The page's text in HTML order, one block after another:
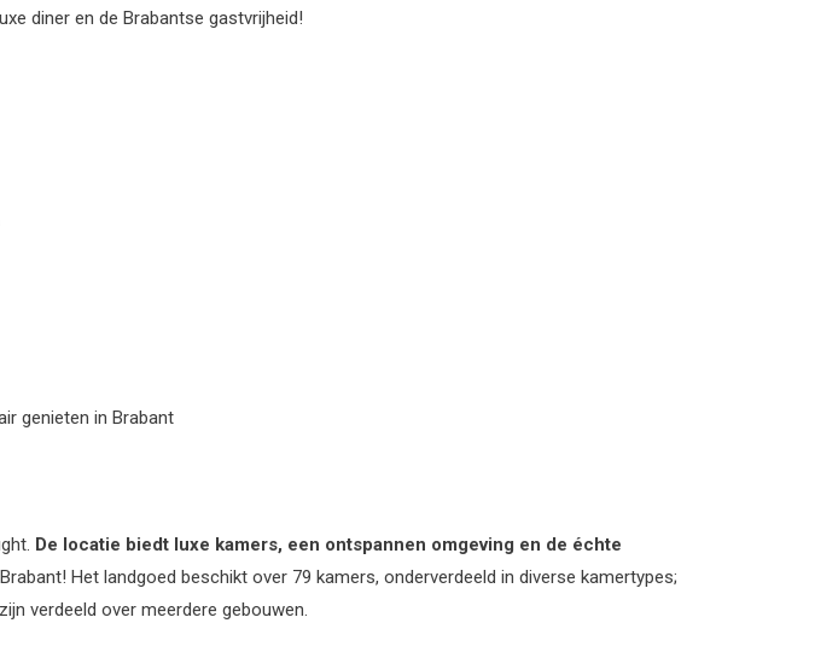
diner en de Brabantse gastvrijheid!
De locatie biedt luxe kamers, een ontspannen omgeving en de échte
Het landgoed beschikt over 79 kamers, onderverdeeld in diverse kamertypes;
verdeeld over meerdere gebouwen.